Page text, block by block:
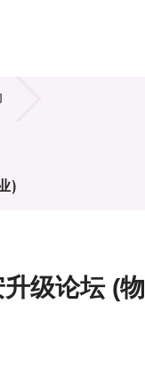
)
级论坛 (物